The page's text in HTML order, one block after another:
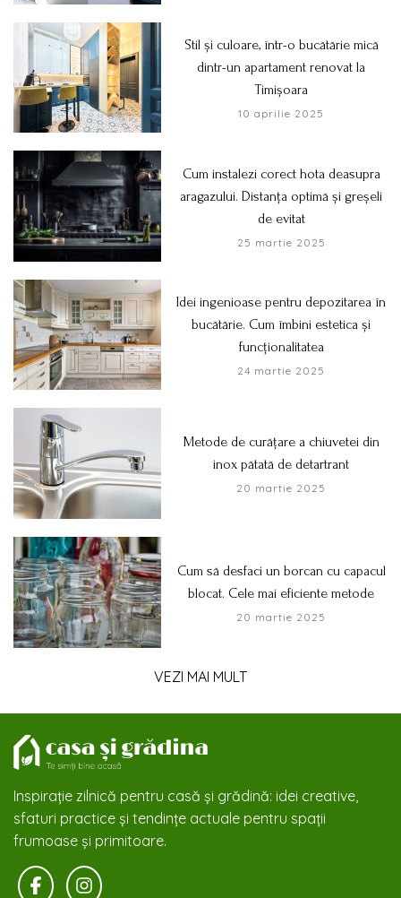
Stil și culoare, într-o bucătărie mică
dintr-un apartament renovat la
Timișoara
10 aprilie 2025
Cum instalezi corect hota deasupra
aragazului. Distanța optimă și greșeli
de evitat
25 martie 2025
Idei ingenioase pentru depozitarea în
bucătărie. Cum îmbini estetica și
funcționalitatea
24 martie 2025
Metode de curățare a chiuvetei din
inox pătată de detartrant
20 martie 2025
Cum să desfaci un borcan cu capacul
blocat. Cele mai eficiente metode
20 martie 2025
VEZI MAI MULT
Inspirație zilnică pentru casă și grădină: idei creative,
sfaturi practice și tendințe actuale pentru spații
frumoase și primitoare.